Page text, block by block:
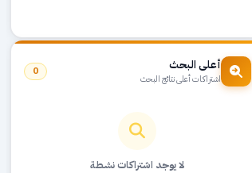
أعلى البحث
اشتراكات أعلى نتائج البحث
0
لا يوجد اشتراكات نشطة